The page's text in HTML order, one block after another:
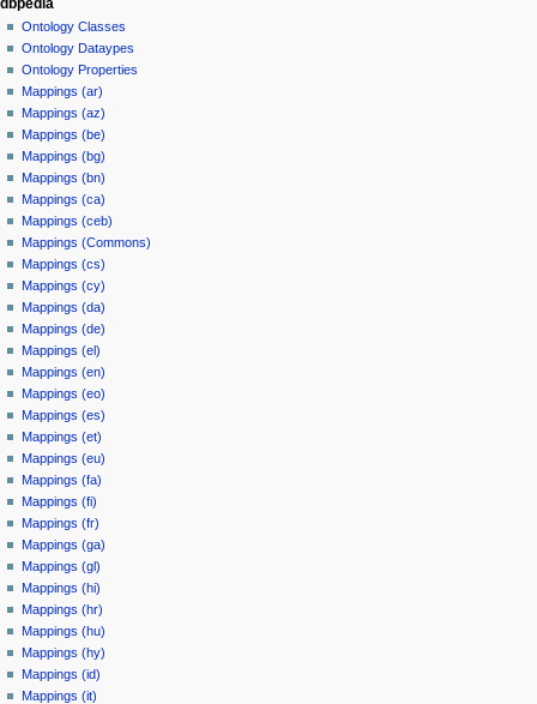
Ontology Classes
Ontology Dataypes
Ontology Properties
Mappings (ar)
Mappings (az)
Mappings (be)
Mappings (bg)
Mappings (bn)
Mappings (ca)
Mappings (ceb)
Mappings (Commons)
Mappings (cs)
Mappings (cy)
Mappings (da)
Mappings (de)
Mappings (el)
Mappings (en)
Mappings (eo)
Mappings (es)
Mappings (et)
Mappings (eu)
Mappings (fa)
Mappings (fi)
Mappings (fr)
Mappings (ga)
Mappings (gl)
Mappings (hi)
Mappings (hr)
Mappings (hu)
Mappings (hy)
Mappings (id)
Mappings (it)